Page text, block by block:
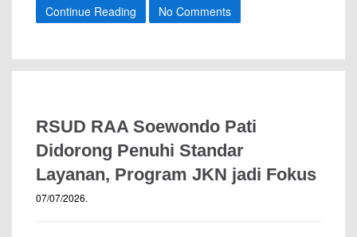
Continue Reading No Comments
RSUD RAA Soewondo Pati
Didorong Penuhi Standar
Layanan, Program JKN jadi Fokus
07/07/2026.